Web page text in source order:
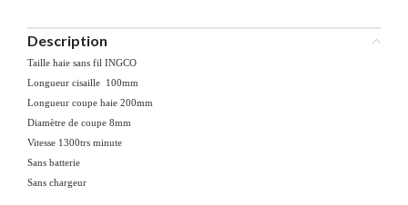
Description
Taille haie sans fil INGCO
Longueur cisaille 100mm
Longueur coupe haie 200mm
Diamètre de coupe 8mm
Vitesse 1300trs minute
Sans batterie
Sans chargeur